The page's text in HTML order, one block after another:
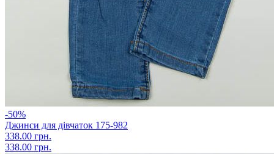
-50%
Джинси для дівчаток 175-982
338.00 грн.
338.00 грн.